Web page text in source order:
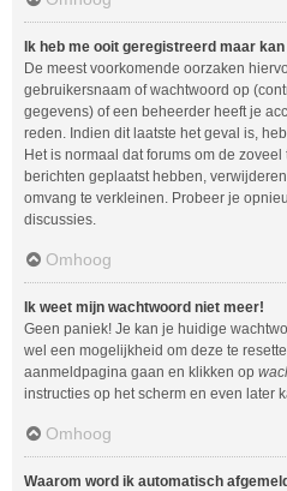
Ik heb me ooit geregistreerd maar
De meest voorkomende oorzaken
gebruikersnaam of wachtwoord op
gegevens) of een beheerder heeft je
reden. Indien dit laatste het geval is,
Het is normaal dat forums om de
berichten geplaatst hebben,
omvang te verkleinen. Probeer je
discussies.
Omhoog
Ik weet mijn wachtwoord niet meer!
Geen paniek! Je kan je huidige
wel een mogelijkheid om deze te
aanmeldpagina gaan en klikken op
instructies op het scherm en even later
Omhoog
Waarom word ik automatisch